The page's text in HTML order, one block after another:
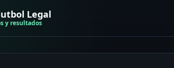
Legal
y resultados